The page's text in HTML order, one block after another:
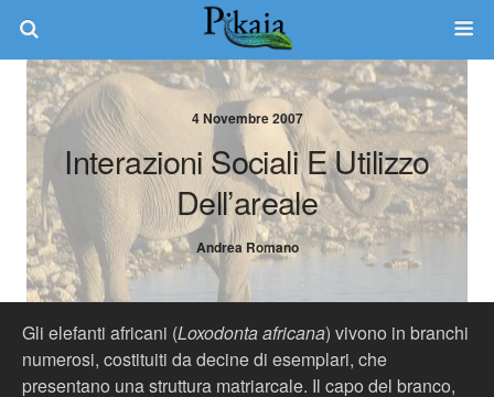
4 Novembre 2007
Interazioni Sociali E Utilizzo
Dell’areale
Andrea Romano
Gli elefanti africani (Loxodonta africana) vivono in branchi
numerosi, costituiti da decine di esemplari, che
presentano una struttura matriarcale. Il capo del branco,